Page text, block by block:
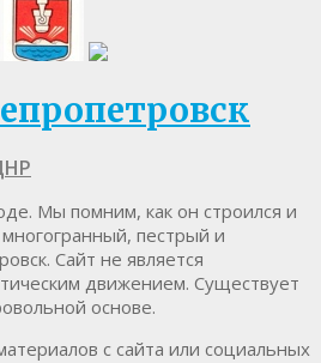
Мы помним, как он строился и
пестрый и
Cайт не является
движением. Существует
основе.
c сайта или социальных